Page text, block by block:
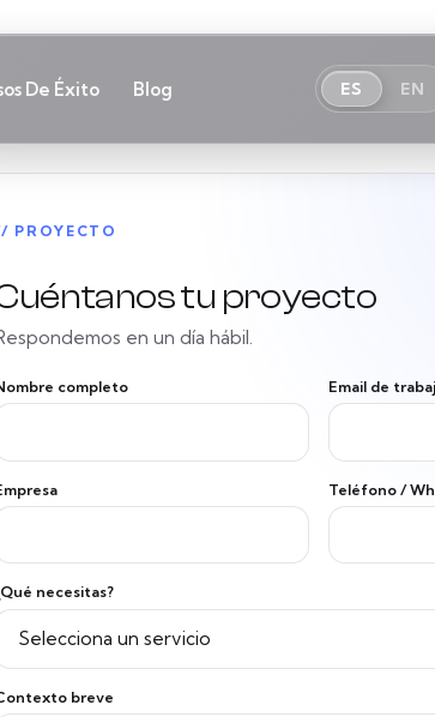
De Éxito Blog ES EN
PROYECTO
tu proyecto
en un día hábil.
completo Email de
Teléfono /
necesitas?
breve